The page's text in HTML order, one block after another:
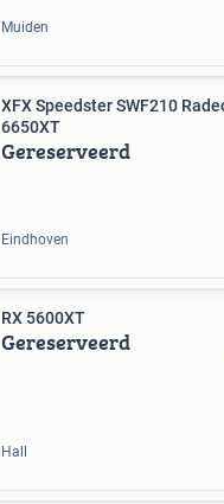
Muiden
XFX Speedster SWF210
6650XT
Gereserveerd
Eindhoven
RX 5600XT
Gereserveerd
Hall